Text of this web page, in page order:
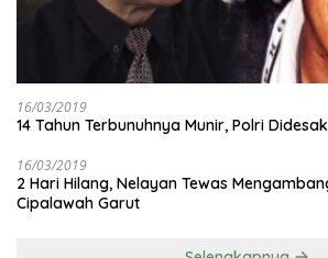
16/03/2019
14 Tahun Terbunuhnya Munir, Polri
16/03/2019
2 Hari Hilang, Nelayan Tewas
Cipalawah Garut